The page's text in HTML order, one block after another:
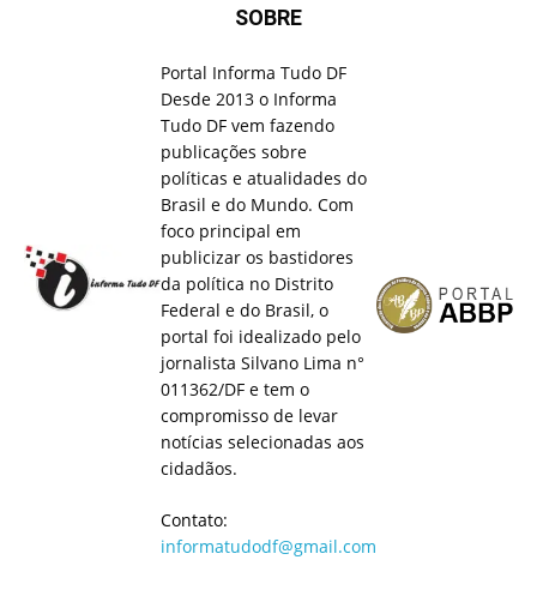
SOBRE
Portal Informa Tudo DF
Desde 2013 o Informa
Tudo DF vem fazendo
publicações sobre
políticas e atualidades do
Brasil e do Mundo. Com
foco principal em
publicizar os bastidores
da política no Distrito
Federal e do Brasil, o
portal foi idealizado pelo
jornalista Silvano Lima n°
011362/DF e tem o
compromisso de levar
notícias selecionadas aos
cidadãos.
Contato:
informatudodf@gmail.com